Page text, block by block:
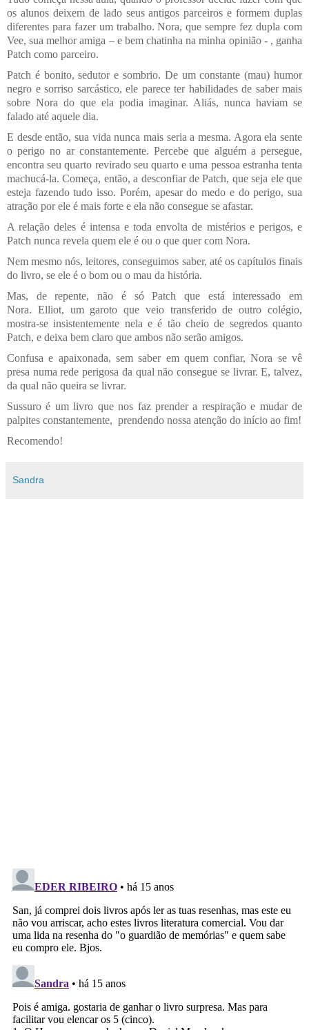
os alunos deixem de lado seus antigos parceiros e formem duplas
diferentes para fazer um trabalho. Nora, que sempre fez dupla com
Vee, sua melhor amiga – e bem chatinha na minha opinião - , ganha
Patch como parceiro.
Patch é bonito, sedutor e sombrio. De um constante (mau) humor
negro e sorriso sarcástico, ele parece ter habilidades de saber mais
sobre Nora do que ela podia imaginar. Aliás, nunca haviam se
falado até aquele dia.
E desde então, sua vida nunca mais seria a mesma. Agora ela sente
o perigo no ar constantemente. Percebe que alguém a persegue,
encontra seu quarto revirado seu quarto e uma pessoa estranha tenta
machucá-la. Começa, então, a desconfiar de Patch, que seja ele que
esteja fazendo tudo isso. Porém, apesar do medo e do perigo, sua
atração por ele é mais forte e ela não consegue se afastar.
A relação deles é intensa e toda envolta de mistérios e perigos, e
Patch nunca revela quem ele é ou o que quer com Nora.
Nem mesmo nós, leitores, conseguimos saber, até os capítulos finais
do livro, se ele é o bom ou o mau da história.
Mas, de repente, não é só Patch que está interessado em
Nora. Elliot, um garoto que veio transferido de outro colégio,
mostra-se insistentemente nela e é tão cheio de segredos quanto
Patch, e deixa bem claro que ambos não serão amigos.
Confusa e apaixonada, sem saber em quem confiar, Nora se vê
presa numa rede perigosa da qual não consegue se livrar. E, talvez,
da qual não queira se livrar.
Sussuro é um livro que nos faz prender a respiração e mudar de
palpites constantemente, prendendo nossa atenção do início ao fim!
Recomendo!
Sandra